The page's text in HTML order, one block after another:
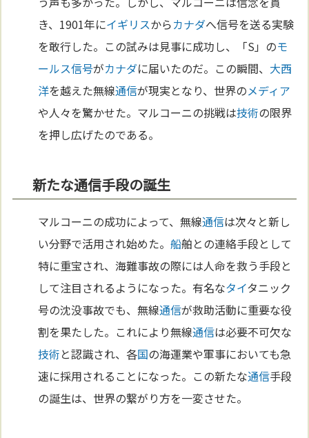
き、1901年にイギリスからカナダへ信号を送る実験
を敢行した。この試みは見事に成功し、「S」のモ
ールス信号がカナダに届いたのだ。この瞬間、 大西
洋を越えた無線通信が現実となり、世界のメディア
や人々を驚かせた。マルコーニの挑戦は技術の限界
を押し広げたのである。
新たな通信手段の誕生
マルコーニの成功によって、無線通信は次々と新し
い分野で活用され始めた。船舶との連絡手段として
特に重宝され、海難事故の際には人命を救う手段と
して注目されるようになった。有名なタイタニック
号の沈没事故でも、無線通信が救助活動に重要な役
割を果たした。これにより無線通信は必要不可欠な
技術と認識され、各国の海運業や軍事においても急
速に採用されることになった。この新たな通信手段
の誕生は、世界の繋がり方を一変させた。